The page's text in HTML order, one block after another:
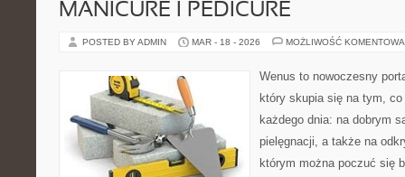
MANICURE I PEDICURE
POSTED BY ADMIN MAR - 18 - 2026 MOŻLIWOŚĆ
Wenus to nowoczesny
który skupia się na tym,
każdego dnia: na dobrym
pielęgnacji, a także na
którym można poczuć się